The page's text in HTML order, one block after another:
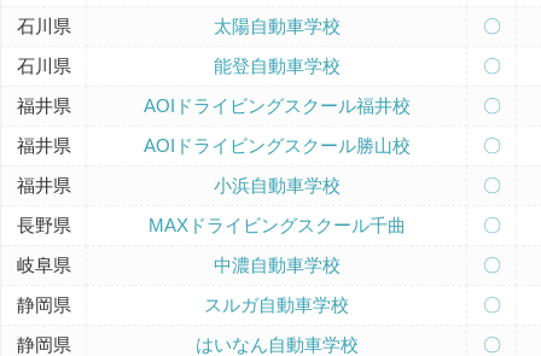
石川県
太陽自動車学校
〇
石川県
能登自動車学校
〇
福井県
AOIドライビングスクール福井校
〇
福井県
AOIドライビングスクール勝山校
〇
福井県
小浜自動車学校
〇
長野県
MAXドライビングスクール千曲
〇
岐阜県
中濃自動車学校
〇
静岡県
スルガ自動車学校
〇
静岡県
はいなん自動車学校
〇